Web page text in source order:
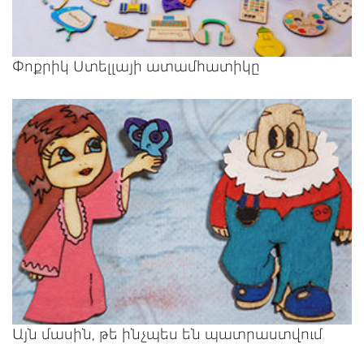
Փոքրիկ Ստելլայի ատամհատիկը
Այն մասին, թե ինչպես են պատրաստվում